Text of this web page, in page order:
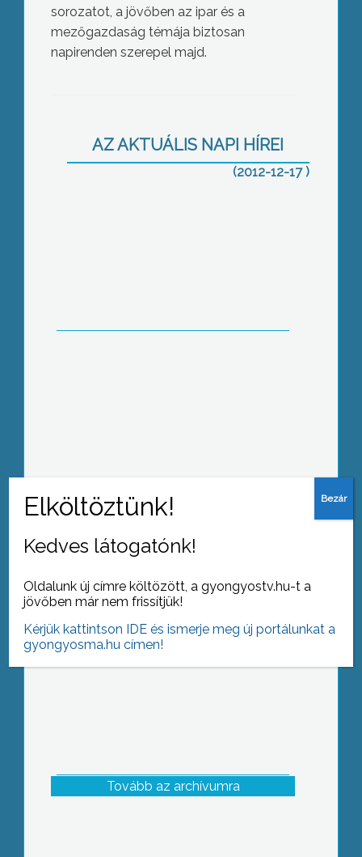
sorozatot, a jövőben az ipar és a
mezőgazdaság témája biztosan
napirenden szerepel majd.
AZ AKTUÁLIS NAPI HÍREI
(2012-12-17 )
Fizika, kicsit másképp –
Tovább az archívumra
Kedves látogatónk!
Oldalunk új címre költözött, a gyongyostv.hu-t a
jövőben már nem frissítjük!
Kérjük kattintson IDE és ismerje meg új portálunkat a
gyongyosma.hu címen!